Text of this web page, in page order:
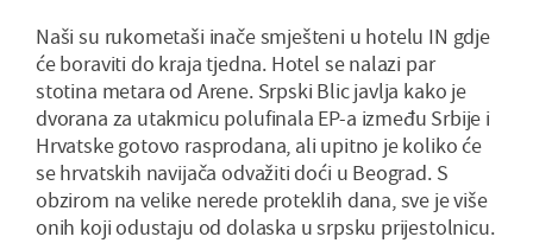
Naši su rukometaši inače smješteni u hotelu IN gdje
će boraviti do kraja tjedna. Hotel se nalazi par
stotina metara od Arene. Srpski Blic javlja kako je
dvorana za utakmicu polufinala EP-a između Srbije i
Hrvatske gotovo rasprodana, ali upitno je koliko će
se hrvatskih navijača odvažiti doći u Beograd. S
obzirom na velike nerede proteklih dana, sve je više
onih koji odustaju od dolaska u srpsku prijestolnicu.